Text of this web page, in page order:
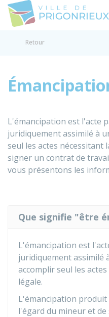
Retour
L'émancipation est l'acte
juridiquement assimilé à
seul les actes nécessitant
signer un contrat de
vous présentons les
Que signifie "être
L'émancipation est
juridiquement assimilé
accomplir seul les
légale.
L'émancipation produit
l'égard du mineur et